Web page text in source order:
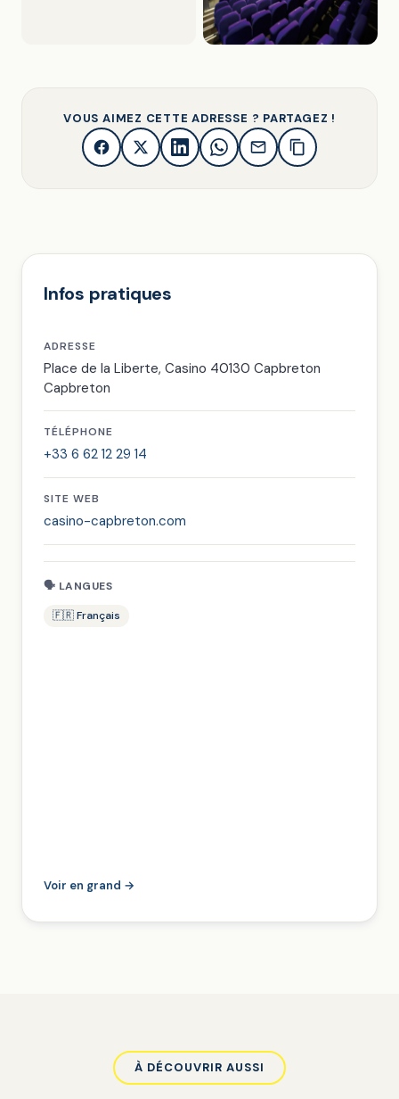
VOUS AIMEZ CETTE ADRESSE ? PARTAGEZ !
Infos pratiques
ADRESSE
Place de la Liberte, Casino 40130 Capbreton
Capbreton
TÉLÉPHONE
+33 6 62 12 29 14
SITE WEB
casino-capbreton.com
🗣 LANGUES
🇫🇷 Français
Voir en grand →
À DÉCOUVRIR AUSSI